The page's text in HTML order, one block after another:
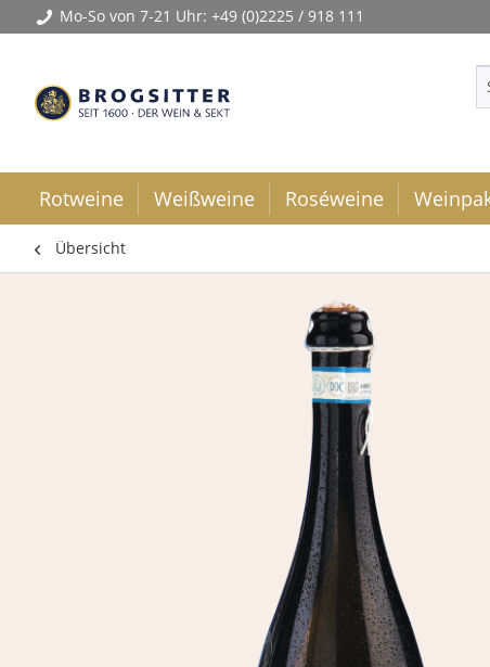
Mo-So von 7-21 Uhr: +49 (0)2225 / 918 111
Rotweine Weißweine Roséweine
Übersicht